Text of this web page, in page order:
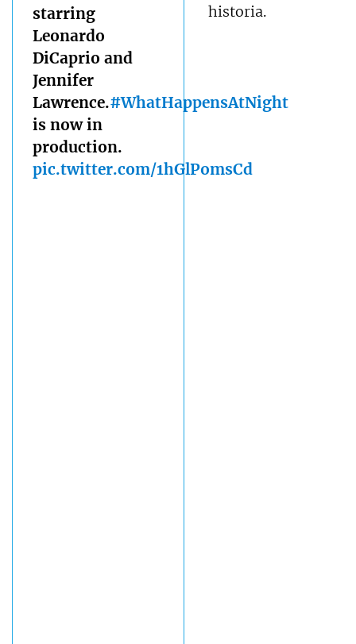
starring
Leonardo
DiCaprio and
Jennifer
Lawrence.#WhatHappensAtNight
is now in
production.
pic.twitter.com/1hGlPomsCd
historia.